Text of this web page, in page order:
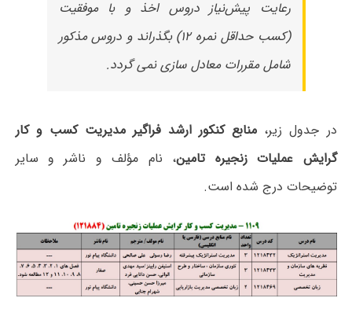
رعایت پیش‌نیاز دروس اخذ و با موفقیت
(کسب حداقل نمره ۱۲) بگذراند و دروس مذکور
شامل مقررات معادل سازی نمی گردد.
در جدول زیر، منابع کنکور ارشد فراگیر مدیریت کسب و کار
گرایش عملیات زنجیره تامین، نام مؤلف و ناشر و سایر
توضیحات درج شده است.